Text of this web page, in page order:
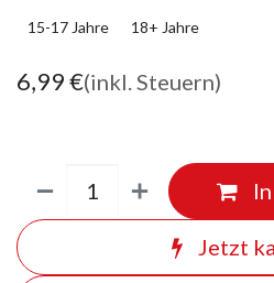
15-17 Jahre
18+ Jahre
6,99€(inkl. Steuern)
Jetzt